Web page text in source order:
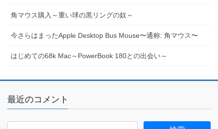
角マウス購入～重い球の黒リングの奴～
今さらはまったApple Desktop Bus Mouse〜通称: 角マウス〜
はじめての68k Mac～PowerBook 180との出会い～
最近のコメント